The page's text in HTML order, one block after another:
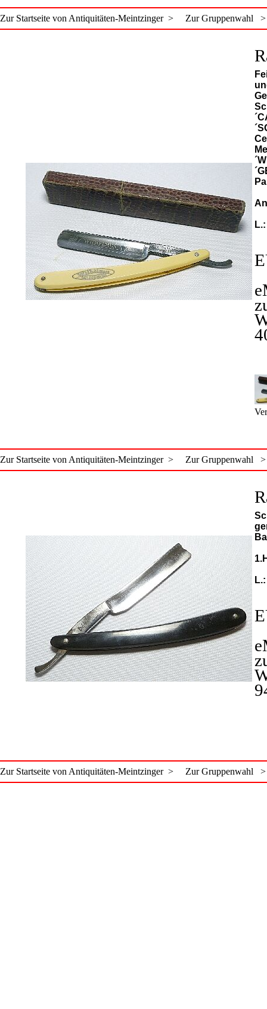
Zur Startseite von Antiquitäten-Meintzinger > Zur Gruppenwahl >
Zur Startseite von Antiquitäten-Meintzinger > Zur Gruppenwahl >
Zur Startseite von Antiquitäten-Meintzinger > Zur Gruppenwahl >